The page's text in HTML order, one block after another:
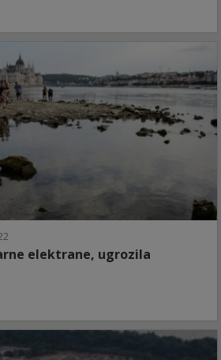
elektrane, ugrozila